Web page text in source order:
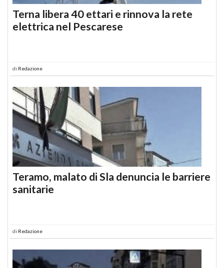
Terna libera 40 ettari e rinnova la rete
elettrica nel Pescarese
di Redazione
Teramo, malato di Sla denuncia le barriere
sanitarie
di Redazione